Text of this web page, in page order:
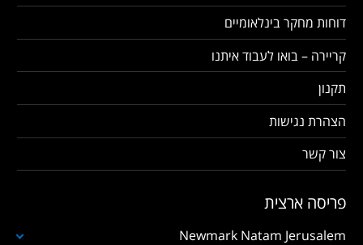
דוחות מחקר בינלאומיים
קריירה – בואו לעבוד איתנו
תקנון
הצהרת נגישות
צור קשר
פריסה ארצית
Newmark Natam Jerusalem